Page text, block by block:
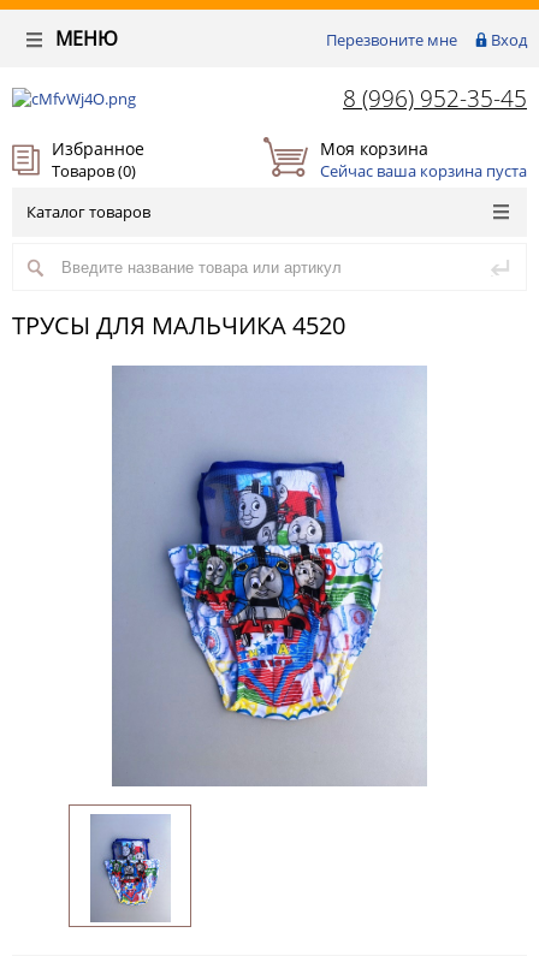
Перезвоните мне Вход
МЕНЮ
8 (996) 952-35-45
Избранное
Товаров (0)
Моя корзина
Сейчас ваша корзина пуста
Каталог товаров
ТРУСЫ ДЛЯ МАЛЬЧИКА 4520